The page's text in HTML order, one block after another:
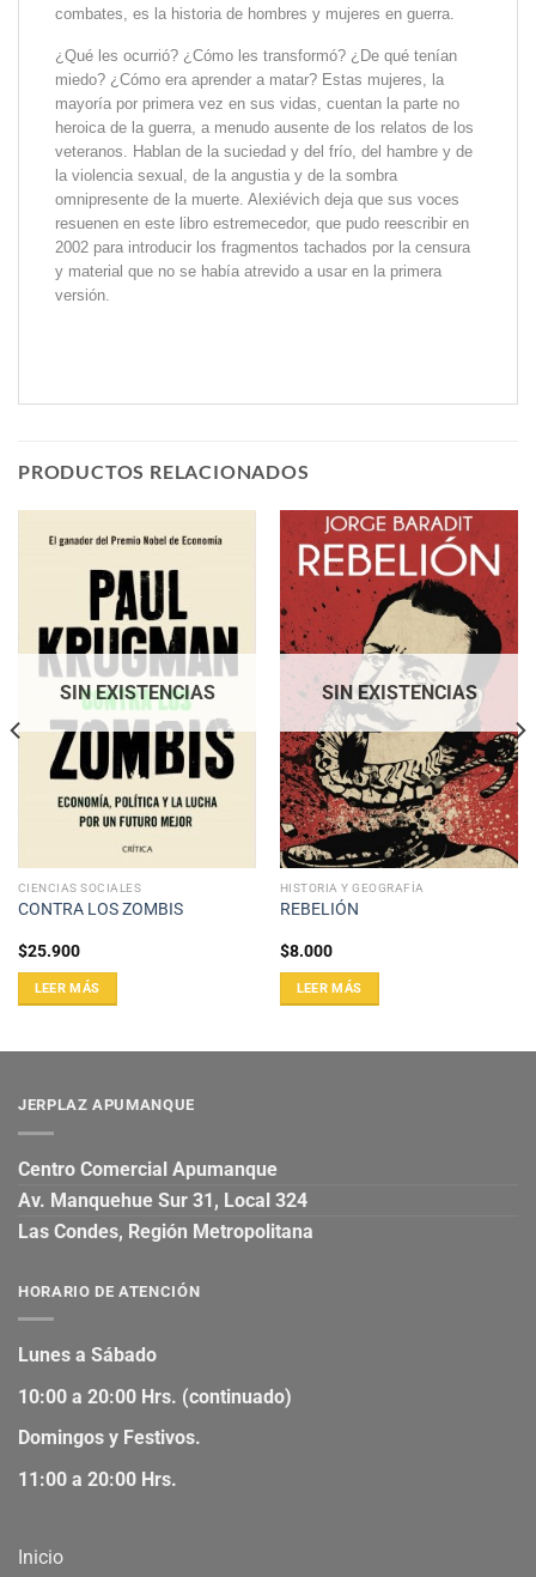
combates, es la historia de hombres y mujeres en guerra.
¿Qué les ocurrió? ¿Cómo les transformó? ¿De qué tenían
miedo? ¿Cómo era aprender a matar? Estas mujeres, la
mayoría por primera vez en sus vidas, cuentan la parte no
heroica de la guerra, a menudo ausente de los relatos de los
veteranos. Hablan de la suciedad y del frío, del hambre y de
la violencia sexual, de la angustia y de la sombra
omnipresente de la muerte. Alexiévich deja que sus voces
resuenen en este libro estremecedor, que pudo reescribir en
2002 para introducir los fragmentos tachados por la censura
y material que no se había atrevido a usar en la primera
versión.
PRODUCTOS RELACIONADOS
SIN EXISTENCIAS
CIENCIAS SOCIALES
CONTRA LOS ZOMBIS
$25.900
LEER MÁS
SIN EXISTENCIAS
HISTORIA Y GEOGRAFÍA
REBELIÓN
$8.000
LEER MÁS
JERPLAZ APUMANQUE
Centro Comercial Apumanque
Av. Manquehue Sur 31, Local 324
Las Condes, Región Metropolitana
HORARIO DE ATENCIÓN
Lunes a Sábado
10:00 a 20:00 Hrs. (continuado)
Domingos y Festivos.
11:00 a 20:00 Hrs.
Inicio